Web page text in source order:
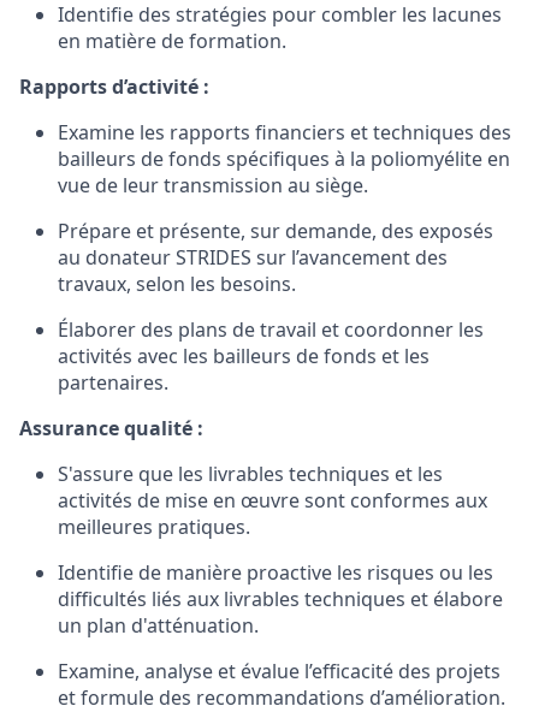
Identifie des stratégies pour combler les lacunes
en matière de formation.
Rapportsd’activité :
Examine les rapports financiers et techniques des
bailleurs de fonds spécifiques à la poliomyélite en
vue de leurtransmission au siège.
Prépare et présente, sur demande, des exposés
au donateurSTRIDES sur l’avancement des
travaux, selon les besoins.
Élaborer des plans de travail et coordonner les
activités avec les bailleurs de fonds et les
partenaires.
Assurancequalité :
S'assure que les livrables techniques et les
activités de mise en œuvresont conformes aux
meilleures pratiques.
Identifie de manière proactive les risques ou les
difficultés liés aux livrables techniques et élabore
un plan d'atténuation.
Examine, analyse et évalue l’efficacité des projets
etformule des recommandations d’amélioration.